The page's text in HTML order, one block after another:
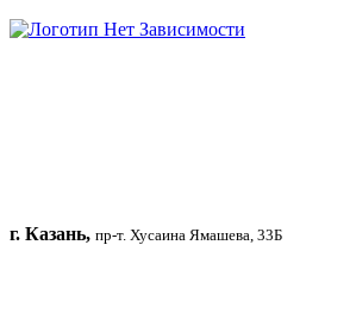
г. Казань, пр-т. Хусаина Ямашева, 33Б